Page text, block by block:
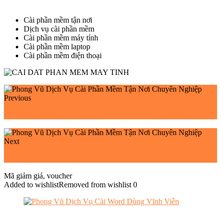
Cài phần mềm tận nơi
Dịch vụ cài phần mềm
Cài phần mềm máy tính
Cài phần mềm laptop
Cài phần mềm điện thoại
Previous
Next
Mã giảm giá, voucher
Added to wishlistRemoved from wishlist 0